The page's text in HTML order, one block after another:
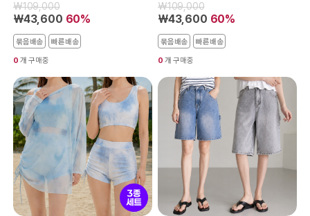
₩109,000
₩43,600 60%
묶음배송 빠른배송
0 개 구매중
₩109,000
₩43,600 60%
묶음배송 빠른배송
0 개 구매중